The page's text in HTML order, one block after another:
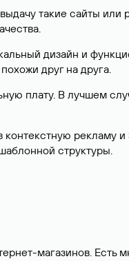
такие сайты
дизайн и
друг на друга.
плату. В лучшем
рекламу
структуры.
магазинов. Есть